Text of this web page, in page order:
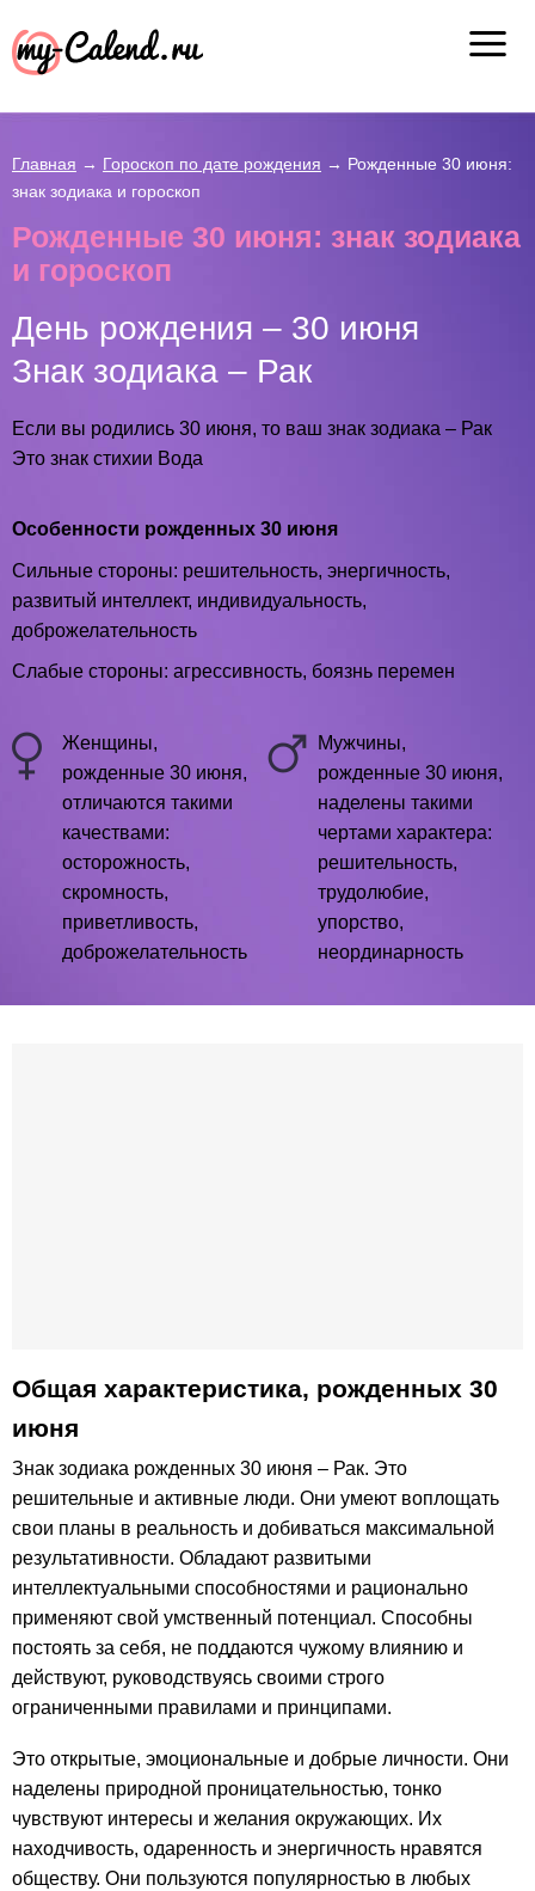
Главная → Гороскоп по дате рождения → Рожденные 30 июня:
знак зодиака и гороскоп
Рожденные 30 июня: знак зодиака
и гороскоп
День рождения – 30 июня
Знак зодиака – Рак
Если вы родились 30 июня, то ваш знак зодиака – Рак
Это знак стихии Вода
Особенности рожденных 30 июня
Сильные стороны: решительность, энергичность,
развитый интеллект, индивидуальность,
доброжелательность
Слабые стороны: агрессивность, боязнь перемен
Женщины,
рожденные 30 июня,
отличаются такими
качествами:
осторожность,
скромность,
приветливость,
доброжелательность
Мужчины,
рожденные 30 июня,
наделены такими
чертами характера:
решительность,
трудолюбие,
упорство,
неординарность
Общая характеристика, рожденных 30
июня
Знак зодиака рожденных 30 июня – Рак. Это
решительные и активные люди. Они умеют воплощать
свои планы в реальность и добиваться максимальной
результативности. Обладают развитыми
интеллектуальными способностями и рационально
применяют свой умственный потенциал. Способны
постоять за себя, не поддаются чужому влиянию и
действуют, руководствуясь своими строго
ограниченными правилами и принципами.
Это открытые, эмоциональные и добрые личности. Они
наделены природной проницательностью, тонко
чувствуют интересы и желания окружающих. Их
находчивость, одаренность и энергичность нравятся
обществу. Они пользуются популярностью в любых